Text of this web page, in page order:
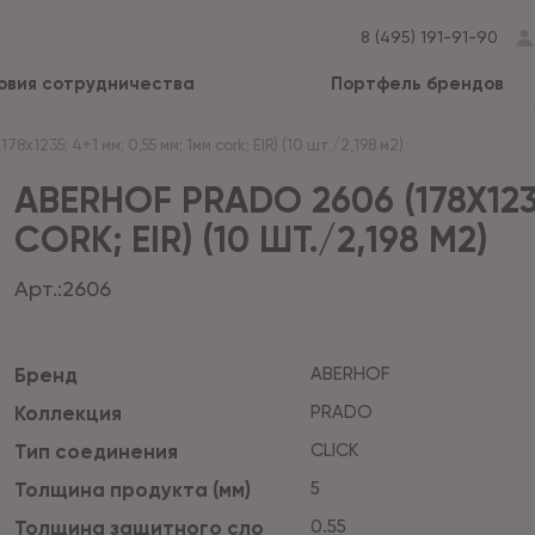
8 (495) 191-91-90
сотрудничества Портфель брендов
4+1 мм; 0,55 мм; 1мм cork; EIR) (10 шт./2,198 м2)
ABERHOF PRADO 2606
CORK; EIR) (10 ШТ./2,198 М2)
Арт.:2606
Бренд ABERHOF
Коллекция PRADO
Тип соединения CLICK
Толщина продукта (мм) 5
Толщина защитного сло
0.55